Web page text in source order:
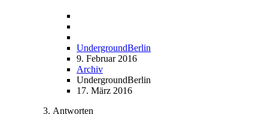
UndergroundBerlin
9. Februar 2016
Archiv
UndergroundBerlin
17. März 2016
Antworten